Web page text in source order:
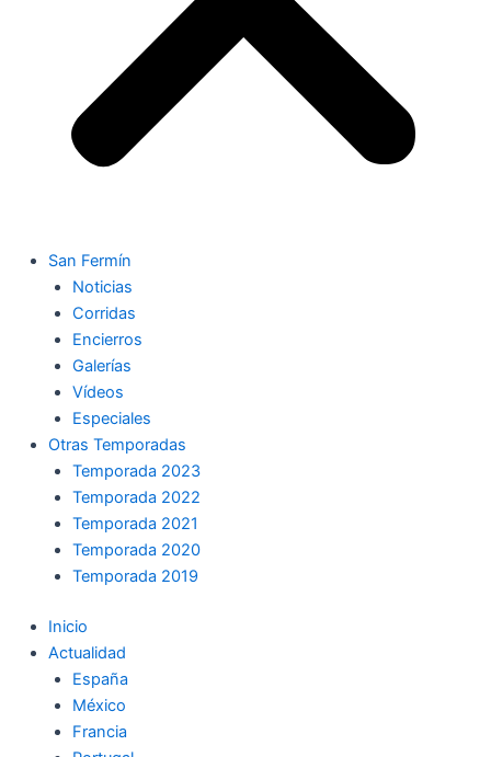
San Fermín
Noticias
Corridas
Encierros
Galerías
Vídeos
Especiales
Otras Temporadas
Temporada 2023
Temporada 2022
Temporada 2021
Temporada 2020
Temporada 2019
Inicio
Actualidad
España
México
Francia